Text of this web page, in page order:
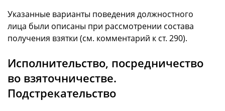
Указанные варианты поведения должностного
лица были описаны при рассмотрении состава
получения взятки (см. комментарий к ст. 290).
Исполнительство, посредничество
во взяточничестве.
Подстрекательство